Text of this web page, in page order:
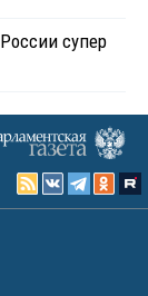
супер